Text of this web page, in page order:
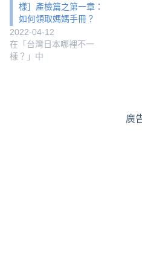
樣］產檢篇之第一章：
如何領取媽媽手冊？
2022-04-12
在「台灣日本哪裡不一
樣？」中
廣